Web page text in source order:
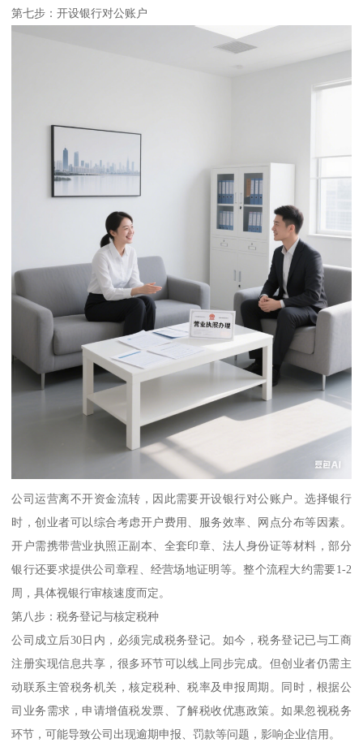
第七步：开设银行对公账户
公司运营离不开资金流转，因此需要开设银行对公账户。选择银行
时，创业者可以综合考虑开户费用、服务效率、网点分布等因素。
开户需携带营业执照正副本、全套印章、法人身份证等材料，部分
银行还要求提供公司章程、经营场地证明等。整个流程大约需要1-2
周，具体视银行审核速度而定。
第八步：税务登记与核定税种
公司成立后30日内，必须完成税务登记。如今，税务登记已与工商
注册实现信息共享，很多环节可以线上同步完成。但创业者仍需主
动联系主管税务机关，核定税种、税率及申报周期。同时，根据公
司业务需求，申请增值税发票、了解税收优惠政策。如果忽视税务
环节，可能导致公司出现逾期申报、罚款等问题，影响企业信用。